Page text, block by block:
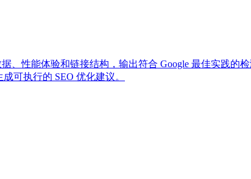
、性能体验和链接结构，输出符合 Google 最佳实践的
可执行的 SEO 优化建议。